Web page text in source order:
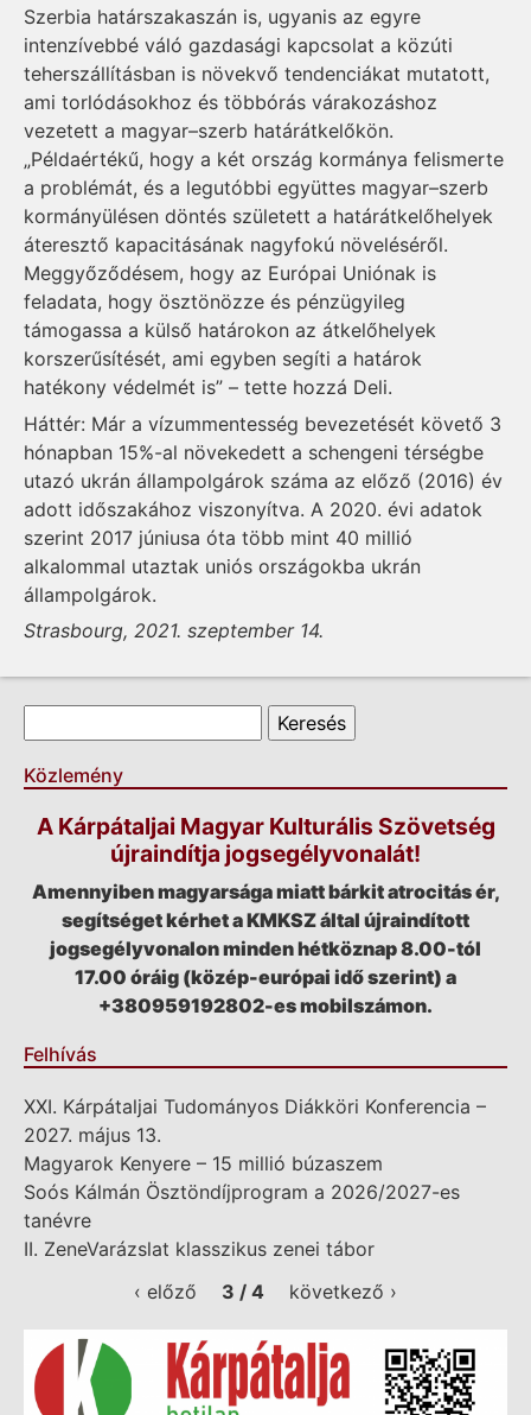
Szerbia határszakaszán is, ugyanis az egyre
intenzívebbé váló gazdasági kapcsolat a közúti
teherszállításban is növekvő tendenciákat mutatott,
ami torlódásokhoz és többórás várakozáshoz
vezetett a magyar–szerb határátkelőkön.
„Példaértékű, hogy a két ország kormánya felismerte
a problémát, és a legutóbbi együttes magyar–szerb
kormányülésen döntés született a határátkelőhelyek
áteresztő kapacitásának nagyfokú növeléséről.
Meggyőződésem, hogy az Európai Uniónak is
feladata, hogy ösztönözze és pénzügyileg
támogassa a külső határokon az átkelőhelyek
korszerűsítését, ami egyben segíti a határok
hatékony védelmét is” – tette hozzá Deli.
Háttér: Már a vízummentesség bevezetését követő 3
hónapban 15%-al növekedett a schengeni térségbe
utazó ukrán állampolgárok száma az előző (2016) év
adott időszakához viszonyítva. A 2020. évi adatok
szerint 2017 júniusa óta több mint 40 millió
alkalommal utaztak uniós országokba ukrán
állampolgárok.
Strasbourg, 2021. szeptember 14.
Keresés űrlap
Keresés
Közlemény
A Kárpátaljai Magyar Kulturális Szövetség
újraindítja jogsegélyvonalát!
Amennyiben magyarsága miatt bárkit atrocitás ér,
segítséget kérhet a KMKSZ által újraindított
jogsegélyvonalon minden hétköznap 8.00-tól
17.00 óráig (közép-európai idő szerint) a
+380959192802-es mobilszámon.
Felhívás
XXI. Kárpátaljai Tudományos Diákköri Konferencia –
2027. május 13.
Magyarok Kenyere – 15 millió búzaszem
Soós Kálmán Ösztöndíjprogram a 2026/2027-es
tanévre
II. ZeneVarázslat klasszikus zenei tábor
‹ előző
3 / 4 következő ›